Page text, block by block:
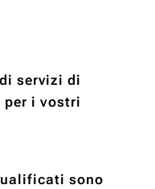
servizi di
per i vostri
sono